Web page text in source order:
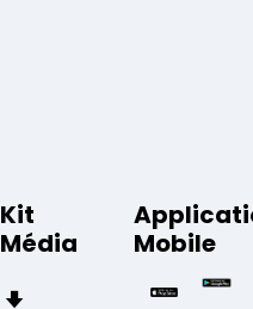
Kit
Média
Mobile